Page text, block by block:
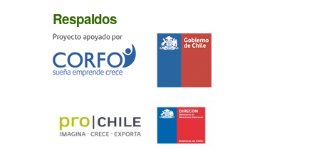
Respaldos